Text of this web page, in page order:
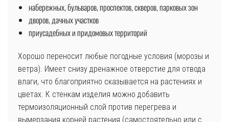
набережных, бульваров, проспектов, скверов, парковых зон
дворов, дачных участков
приусадебных и придомовых территорий
Хорошо переносит любые погодные условия (морозы и
ветра). Имеет снизу дренажное отверстие для отвода
влаги, что благоприятно сказывается на растениях и
цветах. К стенкам изделия можно добавить
термоизоляционный слой против перегрева и
вымерзания корней растения (самостоятельно или с